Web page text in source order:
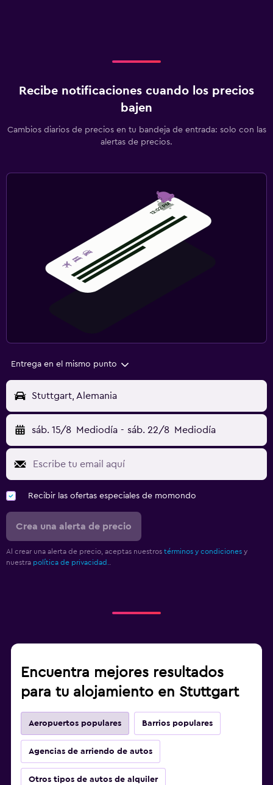
Recibe notificaciones cuando los precios
bajen
Cambios diarios de precios en tu bandeja de entrada: solo con las
alertas de precios.
Entrega en el mismo punto
Stuttgart, Alemania
sáb. 15/8 Mediodía - sáb. 22/8 Mediodía
Recibir las ofertas especiales de momondo
Crea una alerta de precio
Al crear una alerta de precio, aceptas nuestros términos y condiciones y
nuestra política de privacidad..
Encuentra mejores resultados
para tu alojamiento en Stuttgart
Aeropuertos populares Barrios populares
Agencias de arriendo de autos
Otros tipos de autos de alquiler